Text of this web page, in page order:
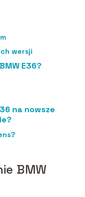
wersji
E36?
na nowsze
BMW